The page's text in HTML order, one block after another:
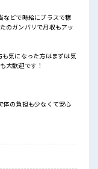
などで時給にプラスで稼
のガンバリで月収もアッ
気になった方はまずは気
大歓迎です！
体の負担も少なくて安心